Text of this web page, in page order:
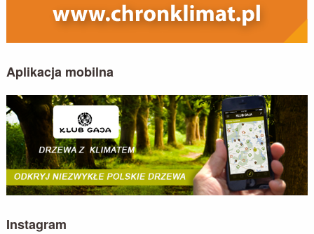
Aplikacja mobilna
Instagram